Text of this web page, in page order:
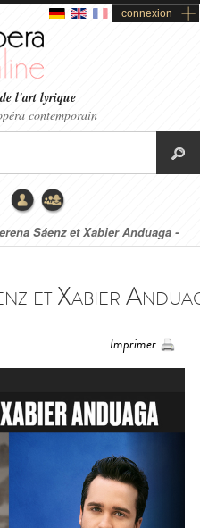
connexion
l'art lyrique
contemporain
Sáenz et Xabier Anduaga -
Imprimer